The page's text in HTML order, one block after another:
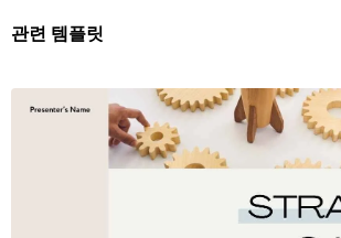
관련 템플릿